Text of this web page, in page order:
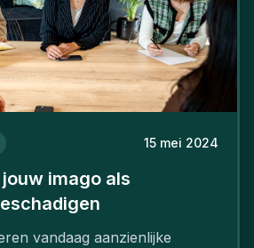
15 mei 2024
jouw imago als
vandaag aanzienlijke